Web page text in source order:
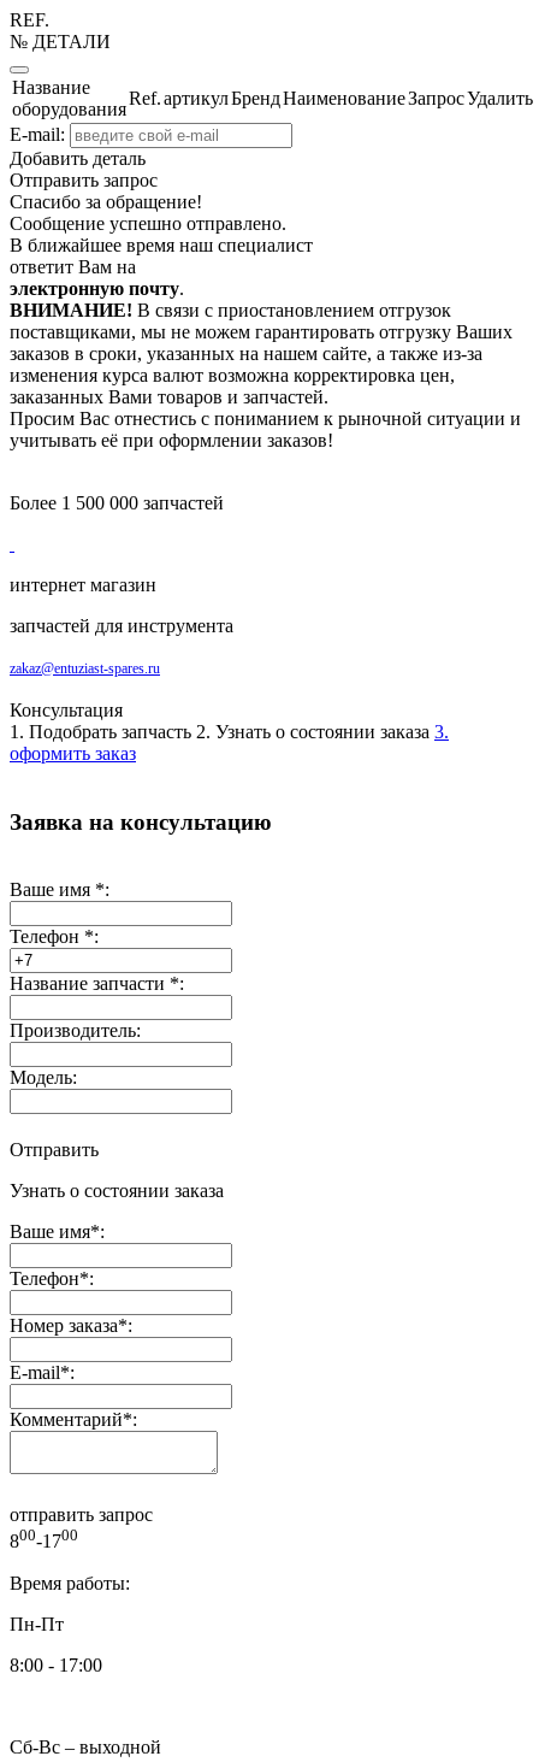
REF.
№ ДЕТАЛИ
Название
оборудования
Ref.артикулБрендНаименованиеЗапросУдалить
E-mail:
Добавить деталь
Отправить запрос
Спасибо за обращение!
Сообщение успешно отправлено.
В ближайшее время наш специалист
ответит Вам на
электронную почту.
ВНИМАНИЕ! В связи с приостановлением отгрузок
поставщиками, мы не можем гарантировать отгрузку Ваших
заказов в сроки, указанных на нашем сайте, а также из-за
изменения курса валют возможна корректировка цен,
заказанных Вами товаров и запчастей.
Просим Вас отнестись с пониманием к рыночной ситуации и
учитывать её при оформлении заказов!
Более 1 500 000 запчастей
интернет магазин
запчастей для инструмента
zakaz@entuziast-spares.ru
Консультация
1. Подобрать запчасть 2. Узнать о состоянии заказа 3.
оформить заказ
Заявка на консультацию
Ваше имя *:
Телефон *:
Название запчасти *:
Производитель:
Модель:
Отправить
Узнать о состоянии заказа
Ваше имя*:
Телефон*:
Номер заказа*:
E-mail*:
Комментарий*:
отправить запрос
800-1700
Время работы:
Пн-Пт
8:00 - 17:00
Сб-Вс – выходной